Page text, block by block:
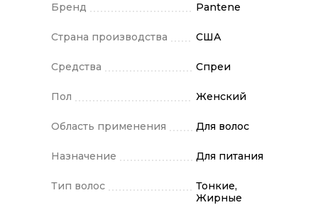
Бренд Pantene
Страна производства США
Средства Спреи
Пол Женский
Область применения Для волос
Назначение Для питания
Тип волос
Тонкие,
Жирные